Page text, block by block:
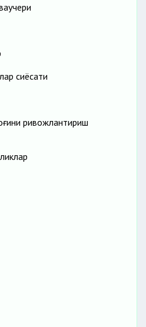
сиёсати
ривожлантириш